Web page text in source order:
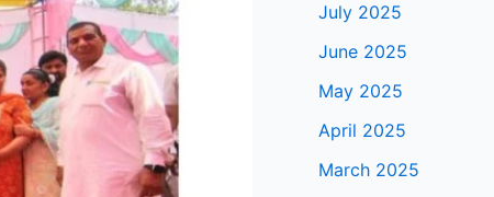
July 2025
June 2025
May 2025
April 2025
March 2025